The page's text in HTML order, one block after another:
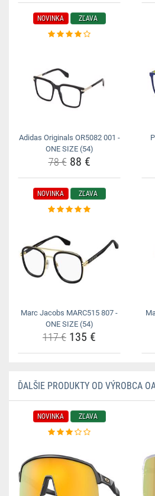
NOVINKA ZĽAVA
Adidas Originals OR5082 001 -
ONE SIZE (54)
78 €88 €
NOVINKA ZĽAVA
Marc Jacobs MARC515 807 -
ONE SIZE (54)
117 € 135 €
ĎALŠIE PRODUKTY OD VÝROBCA
NOVINKA ZĽAVA